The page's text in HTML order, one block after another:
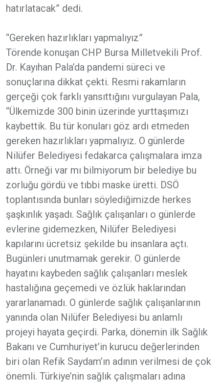
hatırlatacak” dedi.
“Gereken hazırlıkları yapmalıyız”
Törende konuşan CHP Bursa Milletvekili Prof.
Dr. Kayıhan Pala’da pandemi süreci ve
sonuçlarına dikkat çekti. Resmi rakamların
gerçeği çok farklı yansıttığını vurgulayan Pala,
“Ülkemizde 300 binin üzerinde yurttaşımızı
kaybettik. Bu tür konuları göz ardı etmeden
gereken hazırlıkları yapmalıyız. O günlerde
Nilüfer Belediyesi fedakarca çalışmalara imza
attı. Örneği var mı bilmiyorum bir belediye bu
zorluğu gördü ve tıbbi maske üretti. DSÖ
toplantısında bunları söylediğimizde herkes
şaşkınlık yaşadı. Sağlık çalışanları o günlerde
evlerine gidemezken, Nilüfer Belediyesi
kapılarını ücretsiz şekilde bu insanlara açtı.
Bugünleri unutmamak gerekir. O günlerde
hayatını kaybeden sağlık çalışanları meslek
hastalığına geçemedi ve özlük haklarından
yararlanamadı. O günlerde sağlık çalışanlarının
yanında olan Nilüfer Belediyesi bu anlamlı
projeyi hayata geçirdi. Parka, dönemin ilk Sağlık
Bakanı ve Cumhuriyet’in kurucu değerlerinden
biri olan Refik Saydam’ın adının verilmesi de çok
önemli. Türkiye’nin sağlık çalışmaları adına